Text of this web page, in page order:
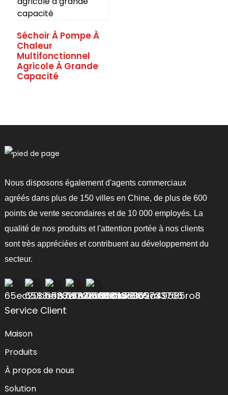
Séchoir À Pompe À
Chaleur
Multifonctionnel
Agricole À Grande
Capacité
Nous disposons également d'agents commerciaux
agréés dans plus de 150 villes en Chine, de plus de 600
points de vente secondaires et de 10 000 employés. La
qualité de nos produits et l'attention portée à nos clients
sont très appréciées et contribuent au développement du
secteur.
Service Client
Maison
Produits
À propos de nous
Solution